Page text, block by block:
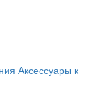
Аксессуары к